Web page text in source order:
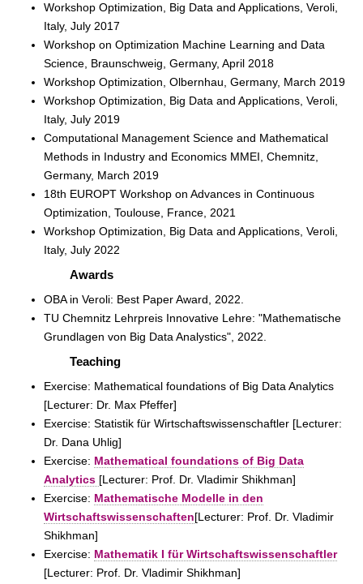
Workshop Optimization, Big Data and Applications, Veroli,
Italy, July 2017
Workshop on Optimization Machine Learning and Data
Science, Braunschweig, Germany, April 2018
Workshop Optimization, Olbernhau, Germany, March 2019
Workshop Optimization, Big Data and Applications, Veroli,
Italy, July 2019
Computational Management Science and Mathematical
Methods in Industry and Economics MMEI, Chemnitz,
Germany, March 2019
18th EUROPT Workshop on Advances in Continuous
Optimization, Toulouse, France, 2021
Workshop Optimization, Big Data and Applications, Veroli,
Italy, July 2022
Awards
OBA in Veroli: Best Paper Award, 2022.
TU Chemnitz Lehrpreis Innovative Lehre: "Mathematische
Grundlagen von Big Data Analystics", 2022.
Teaching
Exercise: Mathematical foundations of Big Data Analytics
[Lecturer: Dr. Max Pfeffer]
Exercise: Statistik für Wirtschaftswissenschaftler [Lecturer:
Dr. Dana Uhlig]
Exercise: Mathematical foundations of Big Data
Analytics [Lecturer: Prof. Dr. Vladimir Shikhman]
Exercise: Mathematische Modelle in den
Wirtschaftswissenschaften[Lecturer: Prof. Dr. Vladimir
Shikhman]
Exercise: Mathematik I für Wirtschaftswissenschaftler
[Lecturer: Prof. Dr. Vladimir Shikhman]